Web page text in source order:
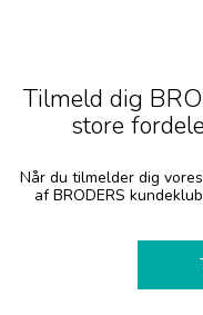
Tilmeld dig
store
Når du tilmelder dig
af BRODERS